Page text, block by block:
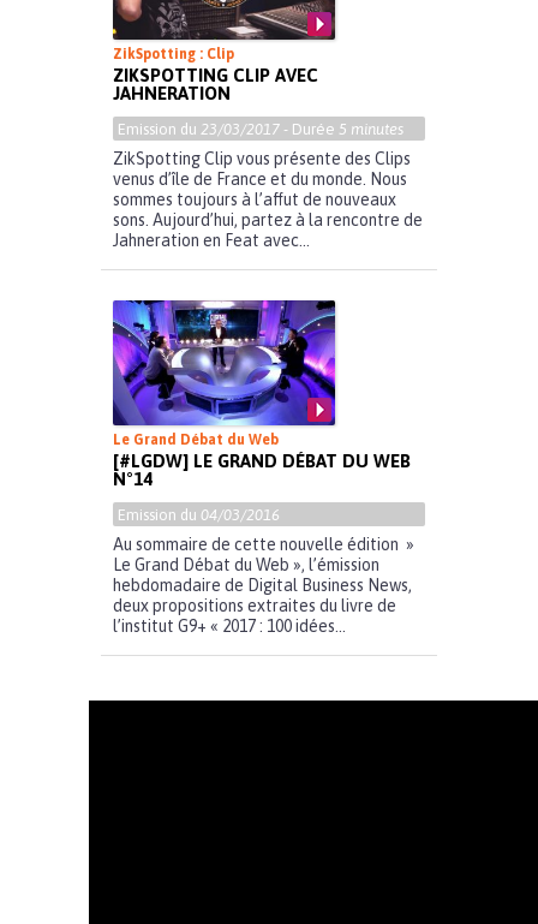
ZikSpotting : Clip
ZIKSPOTTING CLIP AVEC
JAHNERATION
Emission du 23/03/2017 - Durée 5 minutes
ZikSpotting Clip vous présente des Clips
venus d’île de France et du monde. Nous
sommes toujours à l’affut de nouveaux
sons. Aujourd’hui, partez à la rencontre de
Jahneration en Feat avec...
Le Grand Débat du Web
[#LGDW] LE GRAND DÉBAT DU WEB
N°14
Emission du 04/03/2016
Au sommaire de cette nouvelle édition »
Le Grand Débat du Web », l’émission
hebdomadaire de Digital Business News,
deux propositions extraites du livre de
l’institut G9+ « 2017 : 100 idées...